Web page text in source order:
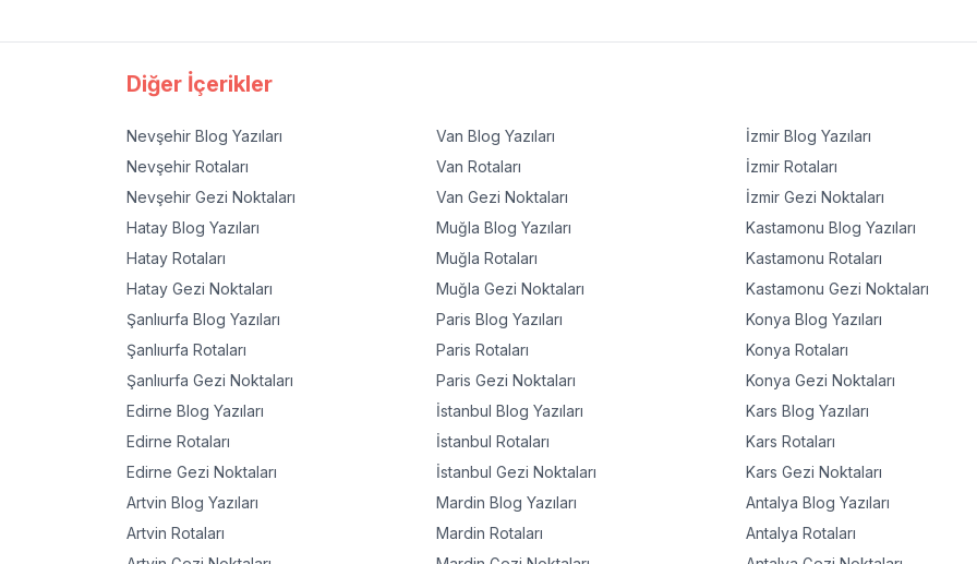
Diğer İçerikler
Nevşehir Blog Yazıları
Nevşehir Rotaları
Nevşehir Gezi Noktaları
Hatay Blog Yazıları
Hatay Rotaları
Hatay Gezi Noktaları
Şanlıurfa Blog Yazıları
Şanlıurfa Rotaları
Şanlıurfa Gezi Noktaları
Edirne Blog Yazıları
Edirne Rotaları
Edirne Gezi Noktaları
Artvin Blog Yazıları
Artvin Rotaları
Van Blog Yazıları
Van Rotaları
Van Gezi Noktaları
Muğla Blog Yazıları
Muğla Rotaları
Muğla Gezi Noktaları
Paris Blog Yazıları
Paris Rotaları
Paris Gezi Noktaları
İstanbul Blog Yazıları
İstanbul Rotaları
İstanbul Gezi Noktaları
Mardin Blog Yazıları
Mardin Rotaları
İzmir Blog Yazıları
İzmir Rotaları
İzmir Gezi Noktaları
Kastamonu Blog Yazıları
Kastamonu Rotaları
Kastamonu Gezi Noktaları
Konya Blog Yazıları
Konya Rotaları
Konya Gezi Noktaları
Kars Blog Yazıları
Kars Rotaları
Kars Gezi Noktaları
Antalya Blog Yazıları
Antalya Rotaları